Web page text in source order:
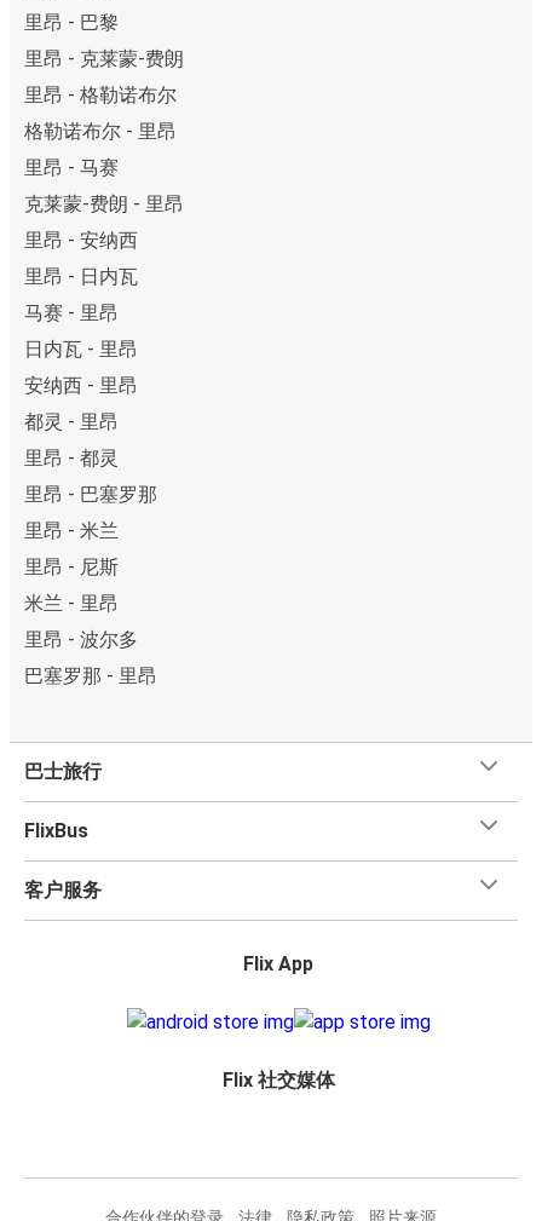
里昂 - 巴黎
里昂 - 克莱蒙-费朗
里昂 - 格勒诺布尔
格勒诺布尔 - 里昂
里昂 - 马赛
克莱蒙-费朗 - 里昂
里昂 - 安纳西
里昂 - 日内瓦
马赛 - 里昂
日内瓦 - 里昂
安纳西 - 里昂
都灵 - 里昂
里昂 - 都灵
里昂 - 巴塞罗那
里昂 - 米兰
里昂 - 尼斯
米兰 - 里昂
里昂 - 波尔多
巴塞罗那 - 里昂
巴士旅行
FlixBus
客户服务
Flix App
Flix 社交媒体